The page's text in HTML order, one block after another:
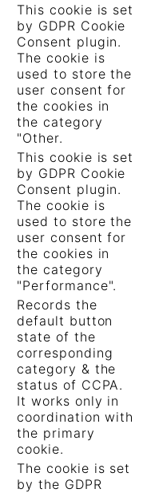
This cookie is set
by GDPR Cookie
Consent plugin.
The cookie is
used to store the
user consent for
the cookies in
the category
"Other.
This cookie is set
by GDPR Cookie
Consent plugin.
The cookie is
used to store the
user consent for
the cookies in
the category
"Performance".
Records the
default button
state of the
corresponding
category & the
status of CCPA.
It works only in
coordination with
the primary
cookie.
The cookie is set
by the GDPR